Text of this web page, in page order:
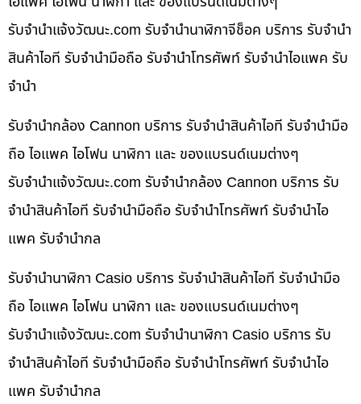
รับจํานําแจ้งวัฒนะ.com รับจำนำนาฬิกาจีช็อค บริการ รับจำนำ
สินค้าไอที รับจำนำมือถือ รับจำนำโทรศัพท์ รับจำนำไอแพค รับ
จำนำ
รับจำนำกล้อง Cannon บริการ รับจำนำสินค้าไอที รับจำนำมือ
ถือ ไอแพค ไอโฟน นาฬิกา และ ของแบรนด์เนมต่างๆ
รับจํานําแจ้งวัฒนะ.com รับจำนำกล้อง Cannon บริการ รับ
จำนำสินค้าไอที รับจำนำมือถือ รับจำนำโทรศัพท์ รับจำนำไอ
แพค รับจำนำกล
รับจำนำนาฬิกา Casio บริการ รับจำนำสินค้าไอที รับจำนำมือ
ถือ ไอแพค ไอโฟน นาฬิกา และ ของแบรนด์เนมต่างๆ
รับจํานําแจ้งวัฒนะ.com รับจำนำนาฬิกา Casio บริการ รับ
จำนำสินค้าไอที รับจำนำมือถือ รับจำนำโทรศัพท์ รับจำนำไอ
แพค รับจำนำกล